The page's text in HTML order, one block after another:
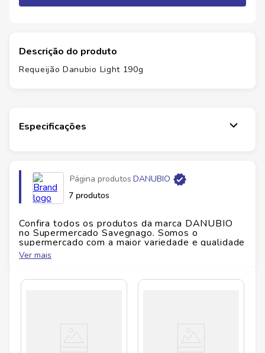
Descrição do produto
Requeijão Danubio Light 190g
Especificações
EAN
Id do produto 151504
Altura
Largura 66.4cm
Página produtos DANUBIO
7 produtos
Confira todos os produtos da marca DANUBIO
no Supermercado Savegnago. Somos o
supermercado com a maior variedade e qualidade
do Brasil!
de produtos DANUBIO, confira abaixo:
Ver mais